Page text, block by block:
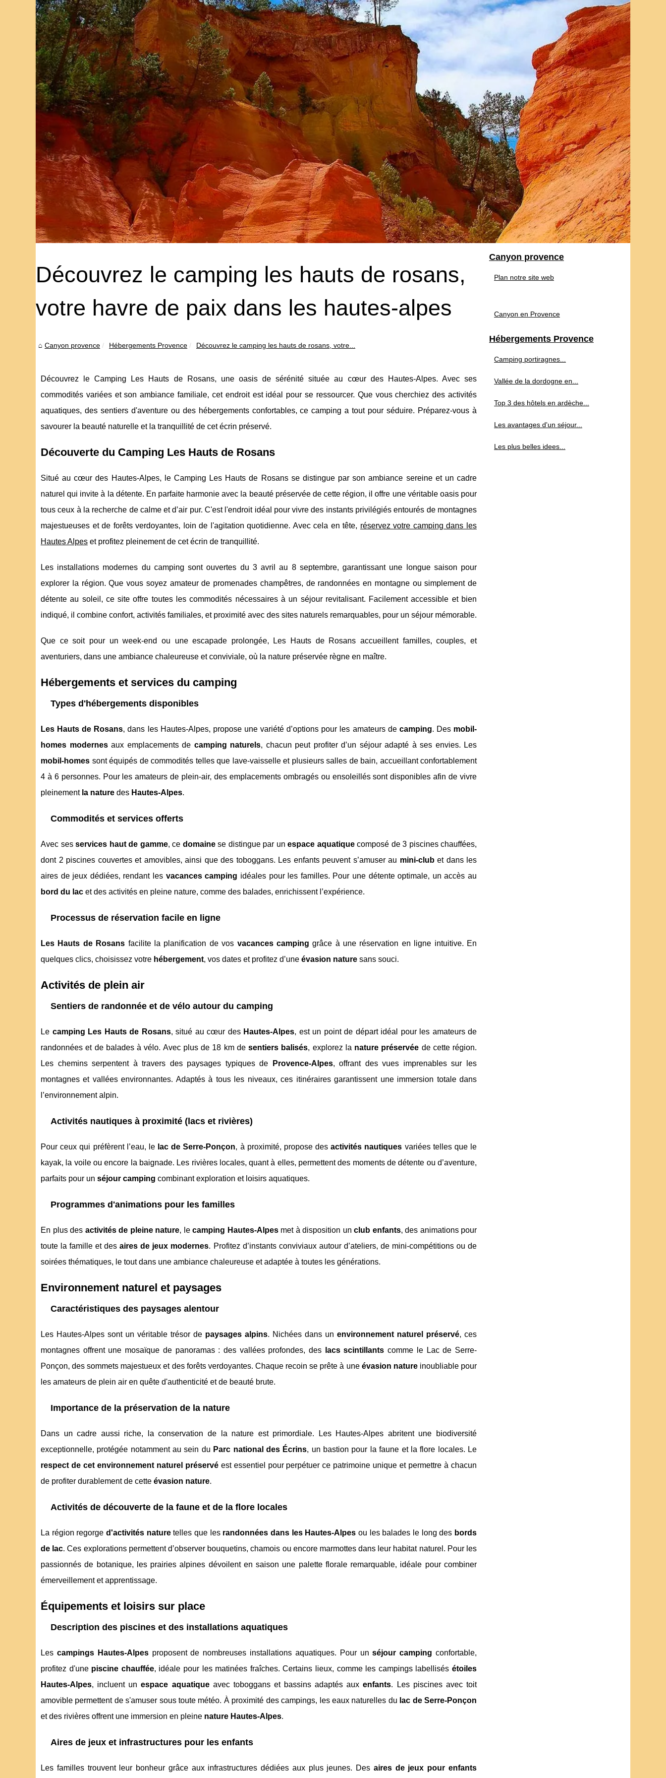
Découvrez le camping les hauts de rosans,
votre havre de paix dans les hautes-alpes
Canyon provence Hébergements Provence Découvrez le camping les hauts de rosans, votre...
Découvrez le Camping Les Hauts de Rosans, une oasis de sérénité située au cœur des Hautes-Alpes. Avec ses
commodités variées et son ambiance familiale, cet endroit est idéal pour se ressourcer. Que vous cherchiez des activités
aquatiques, des sentiers d'aventure ou des hébergements confortables, ce camping a tout pour séduire. Préparez-vous à
savourer la beauté naturelle et la tranquillité de cet écrin préservé.
Découverte du Camping Les Hauts de Rosans
Situé au cœur des Hautes-Alpes, le Camping Les Hauts de Rosans se distingue par son ambiance sereine et un cadre
naturel qui invite à la détente. En parfaite harmonie avec la beauté préservée de cette région, il offre une véritable oasis pour
tous ceux à la recherche de calme et d’air pur. C'est l'endroit idéal pour vivre des instants privilégiés entourés de montagnes
majestueuses et de forêts verdoyantes, loin de l'agitation quotidienne. Avec cela en tête, réservez votre camping dans les
Hautes Alpes et profitez pleinement de cet écrin de tranquillité.
Les installations modernes du camping sont ouvertes du 3 avril au 8 septembre, garantissant une longue saison pour
explorer la région. Que vous soyez amateur de promenades champêtres, de randonnées en montagne ou simplement de
détente au soleil, ce site offre toutes les commodités nécessaires à un séjour revitalisant. Facilement accessible et bien
indiqué, il combine confort, activités familiales, et proximité avec des sites naturels remarquables, pour un séjour mémorable.
Que ce soit pour un week-end ou une escapade prolongée, Les Hauts de Rosans accueillent familles, couples, et
aventuriers, dans une ambiance chaleureuse et conviviale, où la nature préservée règne en maître.
Hébergements et services du camping
Types d'hébergements disponibles
Les Hauts de Rosans, dans les Hautes-Alpes, propose une variété d’options pour les amateurs de camping. Des mobil-
homes modernesaux emplacements de camping naturels, chacun peut profiter d’un séjour adapté à ses envies. Les
mobil-homes sont équipés de commodités telles que lave-vaisselle et plusieurs salles de bain, accueillant confortablement
4 à 6 personnes. Pour les amateurs de plein-air, des emplacements ombragés ou ensoleillés sont disponibles afin de vivre
pleinement la nature des Hautes-Alpes.
Commodités et services offerts
Avec ses services haut de gamme, ce domainese distingue par un espace aquatiquecomposé de 3 piscines chauffées,
dont 2 piscines couvertes et amovibles, ainsi que des toboggans. Les enfants peuvent s’amuser au mini-clubet dans les
aires de jeux dédiées, rendant les vacances camping idéales pour les familles. Pour une détente optimale, un accès au
bord du lac et des activités en pleine nature, comme des balades, enrichissent l’expérience.
Processus de réservation facile en ligne
Les Hauts de Rosans facilite la planification de vos vacances camping grâce à une réservation en ligne intuitive. En
quelques clics, choisissez votre hébergement, vos dates et profitez d’une évasion nature sans souci.
Activités de plein air
Sentiers de randonnée et de vélo autour du camping
Le camping Les Hauts de Rosans, situé au cœur des Hautes-Alpes, est un point de départ idéal pour les amateurs de
randonnées et de balades à vélo. Avec plus de 18 km de sentiers balisés, explorez la nature préservée de cette région.
Les chemins serpentent à travers des paysages typiques de
Provence-Alpes, offrant des vues imprenables sur les
montagnes et vallées environnantes. Adaptés à tous les niveaux, ces itinéraires garantissent une immersion totale dans
l’environnement alpin.
Activités nautiques à proximité (lacs et rivières)
Pour ceux qui préfèrent l’eau, le lac de Serre-Ponçon, à proximité, propose desactivités nautiques variées telles que le
kayak, la voile ou encore la baignade. Les rivières locales, quant à elles, permettent des moments de détente ou d’aventure,
parfaits pour un séjour camping combinant exploration et loisirs aquatiques.
Programmes d'animations pour les familles
En plus des activités de pleine nature, le camping Hautes-Alpesmet à disposition un club enfants, des animations pour
toute la famille et desaires de jeux modernes. Profitez d’instants conviviaux autour d’ateliers, de mini-compétitions ou de
soirées thématiques, le tout dans une ambiance chaleureuse et adaptée à toutes les générations.
Environnement naturel et paysages
Caractéristiques des paysages alentour
Les Hautes-Alpes sont un véritable trésor de paysages alpins. Nichées dans un environnement naturel préservé, ces
montagnes offrent une mosaïque de panoramas : des vallées profondes, des
lacs scintillants comme le Lac de Serre-
Ponçon, des sommets majestueux et des forêts verdoyantes. Chaque recoin se prête à une évasion natureinoubliable pour
les amateurs de plein air en quête d'authenticité et de beauté brute.
Importance de la préservation de la nature
Dans un cadre aussi riche, la conservation de la nature est primordiale. Les Hautes-Alpes abritent une biodiversité
exceptionnelle, protégée notamment au sein du Parc national des Écrins, un bastion pour la faune et la flore locales. Le
respect de cet environnement naturel préservéest essentiel pour perpétuer ce patrimoine unique et permettre à chacun
de profiter durablement de cette évasion nature.
Activités de découverte de la faune et de la flore locales
La région regorge d'activités naturetelles que les randonnées dans les Hautes-Alpes ou les balades le long des bords
de lac. Ces explorations permettent d’observer bouquetins, chamois ou encore marmottes dans leur habitat naturel. Pour les
passionnés de botanique, les prairies alpines dévoilent en saison une palette florale remarquable, idéale pour combiner
émerveillement et apprentissage.
Équipements et loisirs sur place
Description des piscines et des installations aquatiques
Les campings Hautes-Alpesproposent de nombreuses installations aquatiques. Pour unséjour camping confortable,
profitez d'une piscine chauffée, idéale pour les matinées fraîches. Certains lieux, comme les campings labellisésétoiles
Hautes-Alpes, incluent unespace aquatiqueavec toboggans et bassins adaptés auxenfants. Les piscines avec toit
amovible permettent de s'amuser sous toute météo. À proximité des campings, les eaux naturelles du lac de Serre-Ponçon
et des rivières offrent une immersion en pleine nature Hautes-Alpes.
Aires de jeux et infrastructures pour les enfants
Les familles trouvent leur bonheur grâce aux infrastructures dédiées aux plus jeunes. Des aires de jeux pour enfants
Canyon provence
Plan notre site web
Canyon en Provence
Hébergements Provence
Camping portiragnes...
Vallée de la dordogne en...
Top 3 des hôtels en ardèche...
Les avantages d'un séjour...
Les plus belles idees...